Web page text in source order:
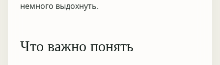
немного выдохнуть.
Что важно понять